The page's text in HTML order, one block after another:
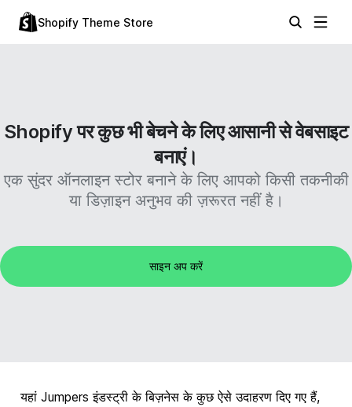
Shopify Theme Store
Shopify पर कुछ भी बेचने के लिए आसानी से वेबसाइट
बनाएं।
एक सुंदर ऑनलाइन स्टोर बनाने के लिए आपको किसी तकनीकी
या डिज़ाइन अनुभव की ज़रूरत नहीं है।
साइन अप करें
यहां Jumpers इंडस्ट्री के बिज़नेस के कुछ ऐसे उदाहरण दिए गए हैं,